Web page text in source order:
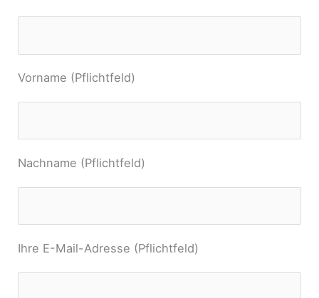
Vorname (Pflichtfeld)
Nachname (Pflichtfeld)
Ihre E-Mail-Adresse (Pflichtfeld)